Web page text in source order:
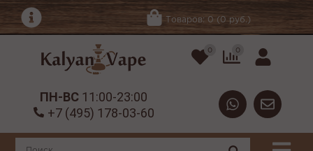
Товаров: 0 (0 руб.)
0 0
ПН-ВС 11:00-23:00
+7 (495) 178-03-60